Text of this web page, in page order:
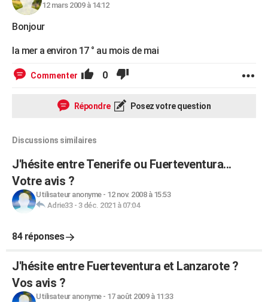
12 mars 2009 à 14:12
Bonjour
la mer a environ 17 ° au mois de mai
Commenter 0
Répondre Posez votre question
Discussions similaires
J'hésite entre Tenerife ou Fuerteventura...
Votre avis ?
Utilisateur anonyme- 12 nov. 2008 à 15:53
Adrie33- 3 déc. 2021 à 07:04
84 réponses
J'hésite entre Fuerteventura et Lanzarote ?
Vos avis ?
Utilisateur anonyme- 17 août 2009 à 11:33